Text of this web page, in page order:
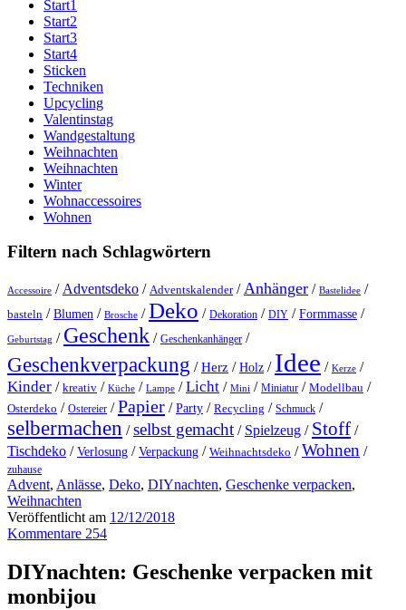
Start1
Start2
Start3
Start4
Sticken
Techniken
Upcycling
Valentinstag
Wandgestaltung
Weihnachten
Weihnachten
Winter
Wohnaccessoires
Wohnen
Filtern nach Schlagwörtern
Accessoire / Adventsdeko / Adventskalender/Anhänger / Bastelidee /
basteln /Blumen / Brosche /Deko / Dekoration / DIY /Formmasse /
Geburtstag / Geschenk / Geschenkanhänger /
Geschenkverpackung /Herz /Holz / Idee / Kerze /
Kinder / kreativ / Küche / Lampe /Licht / Mini / Miniatur / Modellbau /
Osterdeko / Ostereier /Papier /Party / Recycling / Schmuck /
selbermachen /selbst gemacht / Spielzeug / Stoff /
Tischdeko /Verlosung /Verpackung / Weihnachtsdeko /Wohnen /
zuhause
Advent, Anlässe, Deko, DIYnachten, Geschenke verpacken,
Weihnachten
Veröffentlicht am 12/12/2018
Kommentare 254
DIYnachten: Geschenke verpacken mit
monbijou